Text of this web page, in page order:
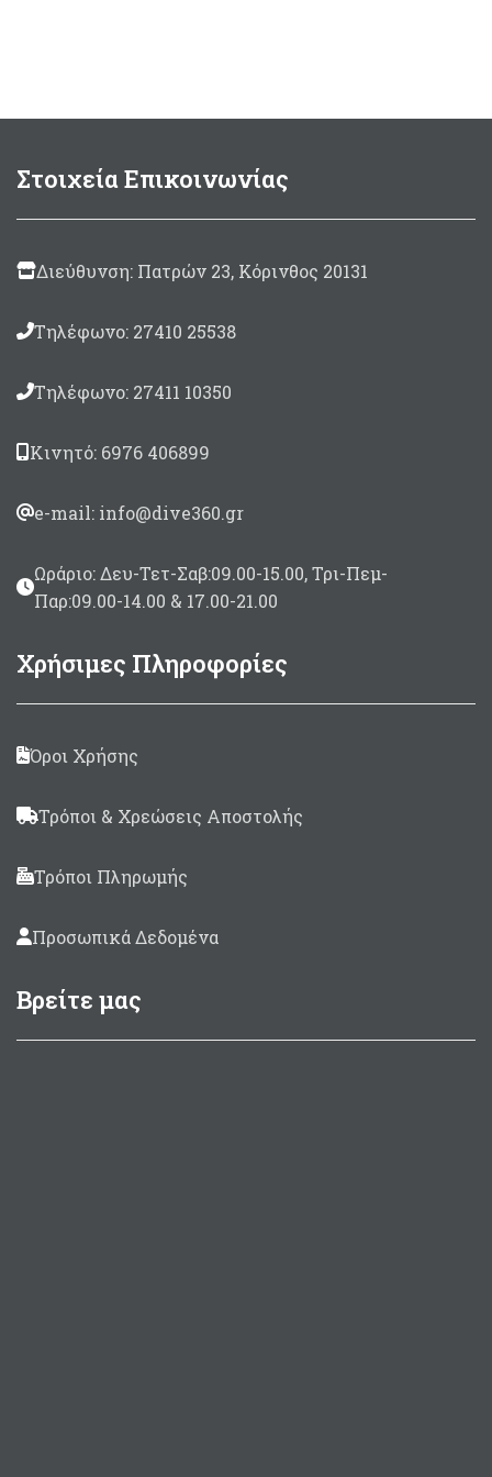
Στοιχεία Επικοινωνίας
Διεύθυνση: Πατρών 23, Κόρινθος 20131
Τηλέφωνο: 27410 25538
Τηλέφωνο: 27411 10350
Κινητό: 6976 406899
e-mail: info@dive360.gr
Ωράριο: Δευ-Τετ-Σαβ:09.00-15.00, Τρι-Πεμ-
Παρ:09.00-14.00 & 17.00-21.00
Χρήσιμες Πληροφορίες
Όροι Χρήσης
Τρόποι & Χρεώσεις Αποστολής
Τρόποι Πληρωμής
Προσωπικά Δεδομένα
Βρείτε μας